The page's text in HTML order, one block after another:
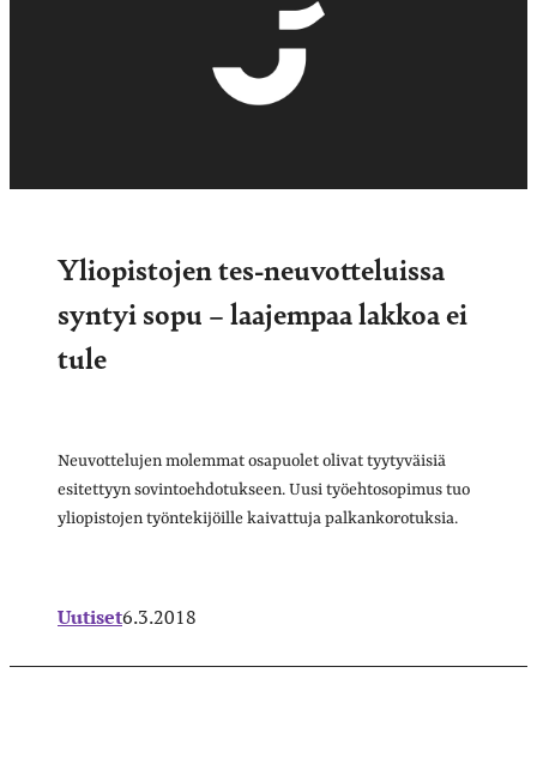
Yliopistojen tes-neuvotteluissa
syntyi sopu – laajempaa lakkoa ei
tule
Neuvottelujen molemmat osapuolet olivat tyytyväisiä
esitettyyn sovintoehdotukseen. Uusi työehtosopimus tuo
yliopistojen työntekijöille kaivattuja palkankorotuksia.
Uutiset6.3.2018